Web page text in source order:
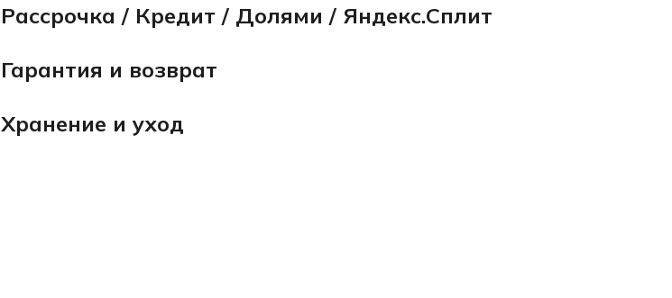
Рассрочка / Кредит / Долями / Яндекс.Сплит
Гарантия и возврат
Хранение и уход